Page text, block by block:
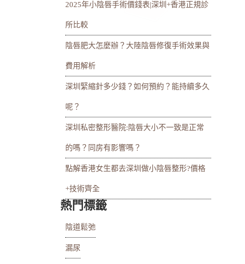
2025年小陰唇手術價錢表|深圳+香港正規診
所比較
陰唇肥大怎麼辦？大陸陰唇修復手術效果與
費用解析
深圳緊縮針多少錢？如何預約？能持續多久
呢？
深圳私密整形醫院:陰唇大小不一致是正常
的嗎？同房有影響嗎？
點解香港女生都去深圳做小陰唇整形?價格
+技術齊全
熱門標籤
陰道鬆弛
漏尿